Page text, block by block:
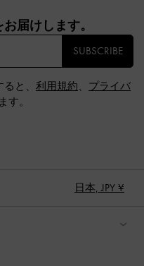
届けします。​
SUBSCRIBE
と、 利用規約、 プライバ
。
日本, JPY ¥